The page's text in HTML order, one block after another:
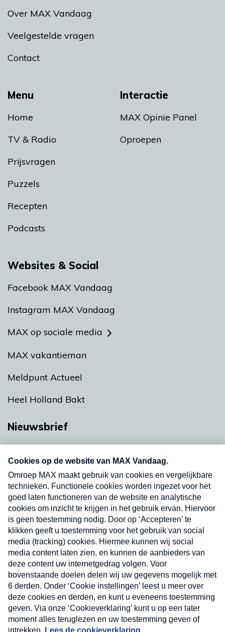
Menu
Home
TV & Radio
Prijsvragen
Puzzels
Recepten
Podcasts
Interactie
MAX Opinie Panel
Oproepen
Over MAX Vandaag
Veelgestelde vragen
Contact
Websites & Social
Facebook MAX Vandaag
Instagram MAX Vandaag
MAX op sociale media
MAX vakantieman
Meldpunt Actueel
Heel Holland Bakt
Nieuwsbrief
nieuwsbrief. Elke vrijdag- en dinsdagochtend in
uw mailbox.
Verzend
Nieuwsbrief
Neem hier een gratis abonnement op onze
nieuwsbrief. Elke vrijdag- en dinsdagochtend in uw